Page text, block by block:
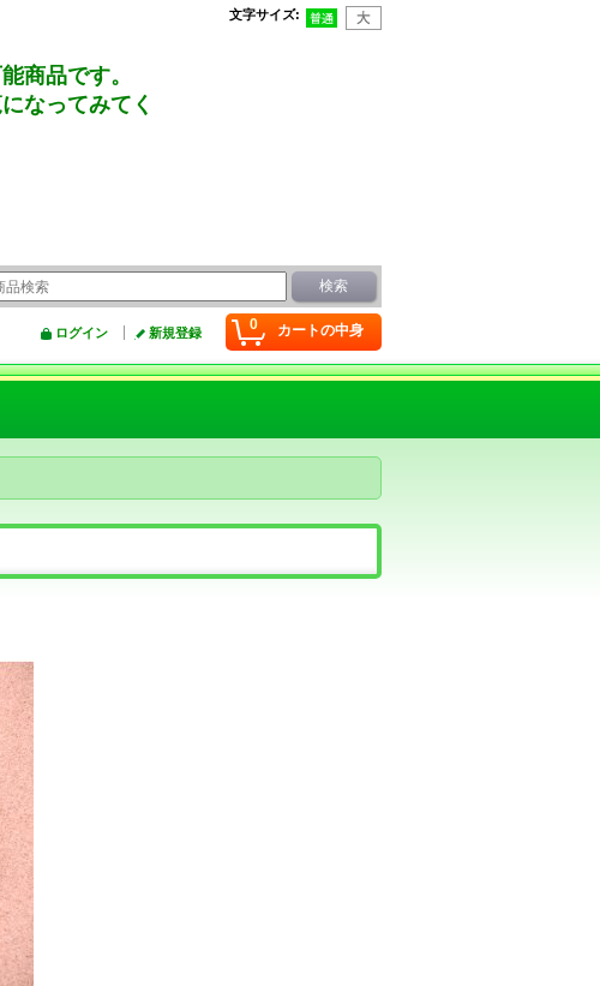
商品です。
なってみてく
文字サイズ:
0 カートの中身
ログイン 新規登録